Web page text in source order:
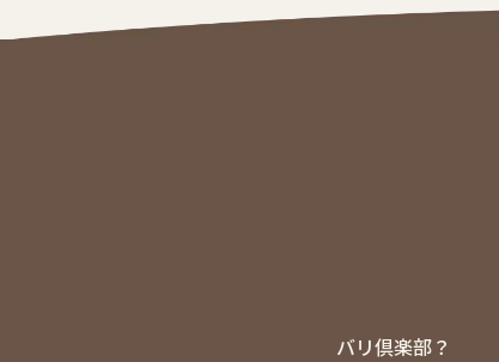
バリ倶楽部？